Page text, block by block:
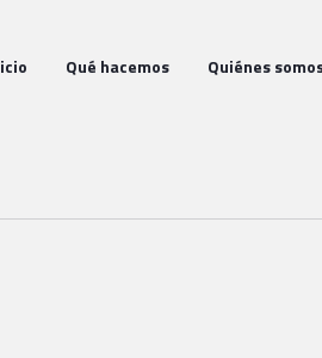
Qué hacemos Quiénes